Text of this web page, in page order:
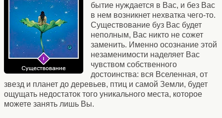
бытие нуждается в Вас, и без Вас
в нем возникнет нехватка чего-то.
Существование буз Вас будет
неполным, Вас никто не сожет
заменить. Именно осознание этой
незаменимости наделяет Вас
чувством собственного
достоинства: вся Вселенная, от
звезд и планет до деревьев, птиц и самой Земли, будет
ощущать недостаток того уникального места, которое
можете занять лишь Вы.